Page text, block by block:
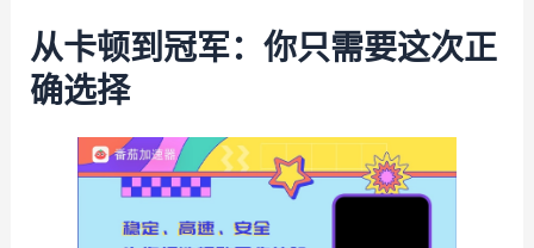
从卡顿到冠军：你只需要这次正
确选择